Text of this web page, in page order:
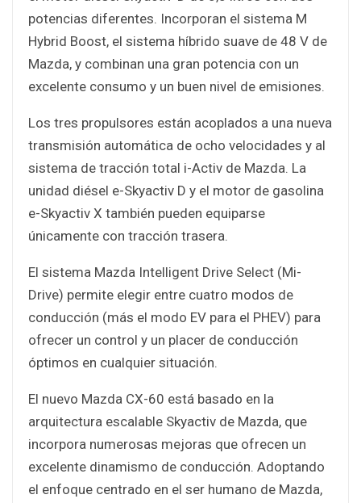
potencias diferentes. Incorporan el sistema M
Hybrid Boost, el sistema híbrido suave de 48 V de
Mazda, y combinan una gran potencia con un
excelente consumo y un buen nivel de emisiones.
Los tres propulsores están acoplados a una nueva
transmisión automática de ocho velocidades y al
sistema de tracción total i-Activ de Mazda. La
unidad diésel e-Skyactiv D y el motor de gasolina
e-Skyactiv X también pueden equiparse
únicamente con tracción trasera.
El sistema Mazda Intelligent Drive Select (Mi-
Drive) permite elegir entre cuatro modos de
conducción (más el modo EV para el PHEV) para
ofrecer un control y un placer de conducción
óptimos en cualquier situación.
El nuevo Mazda CX-60 está basado en la
arquitectura escalable Skyactiv de Mazda, que
incorpora numerosas mejoras que ofrecen un
excelente dinamismo de conducción. Adoptando
el enfoque centrado en el ser humano de Mazda,